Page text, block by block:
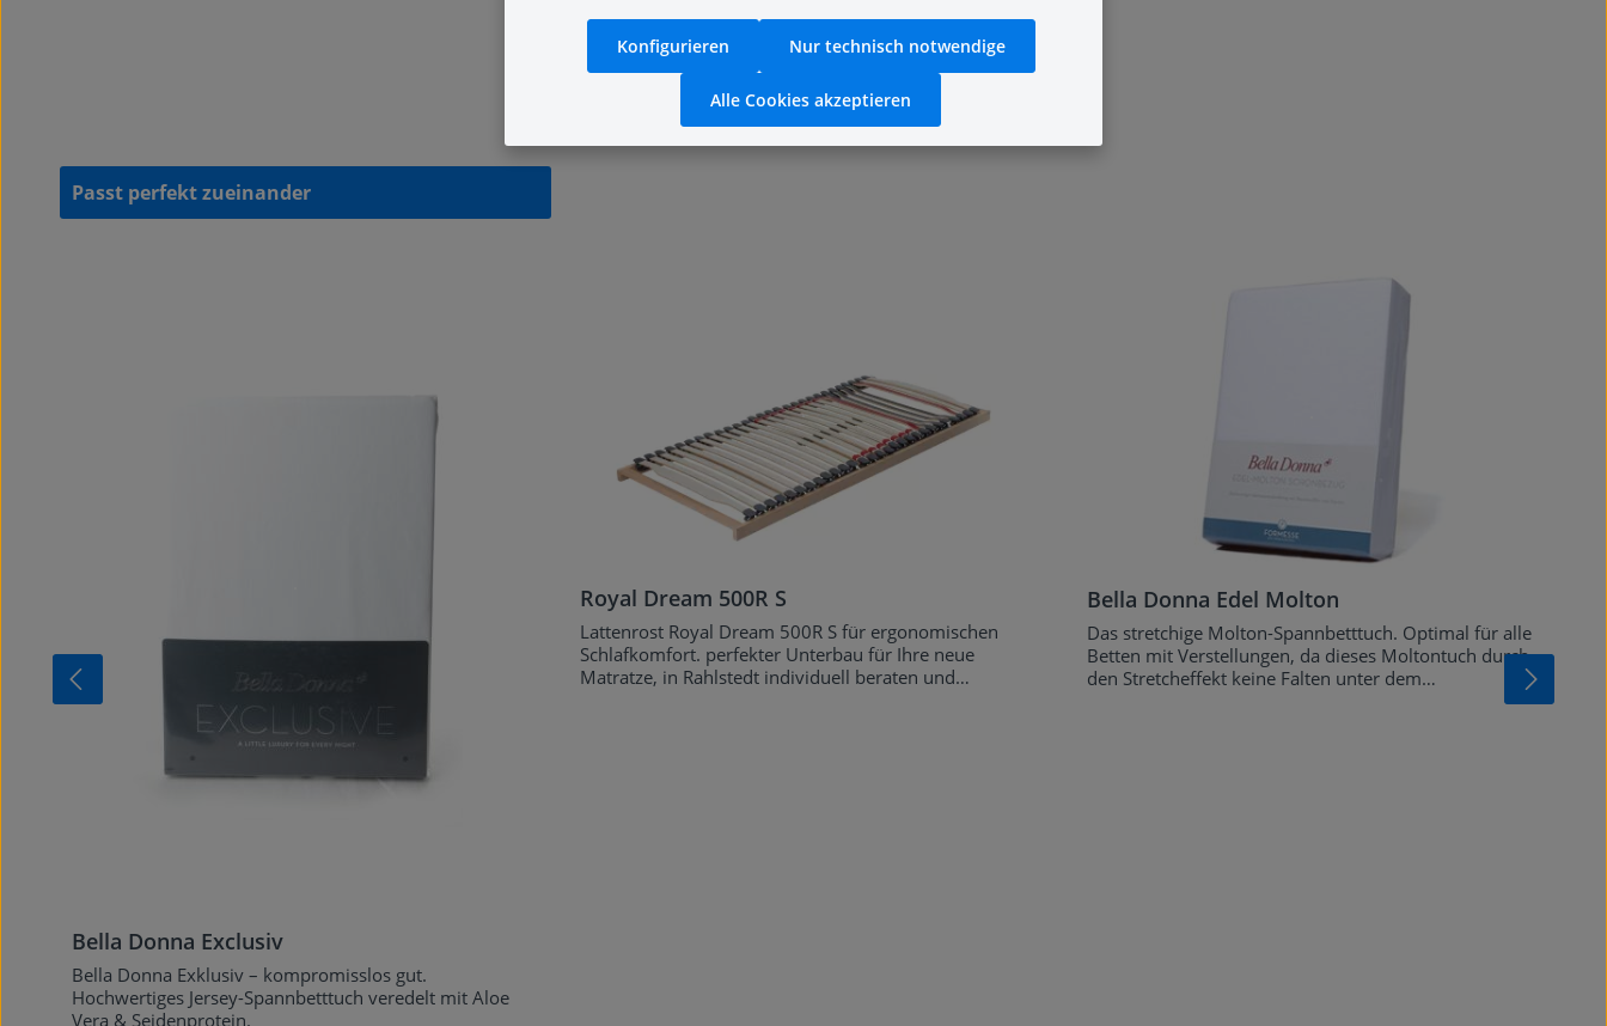
Passt perfekt zueinander
Bella Donna Exclusiv
Bella Donna Exklusiv – kompromisslos gut.
Hochwertiges Jersey-Spannbetttuch veredelt mit Aloe
Vera & Seidenprotein.
Royal Dream 500R S
Lattenrost Royal Dream 500R S für ergonomischen
Schlafkomfort. perfekter Unterbau für Ihre neue
Matratze, in Rahlstedt individuell beraten und
Bella Donna Edel Molton
Das stretchige Molton-Spannbetttuch. Optimal für alle
Betten mit Verstellungen, da dieses Moltontuch durch
den Stretcheffekt keine Falten unter dem
Nur technisch notwendige
Konfigurieren
Alle Cookies akzeptieren